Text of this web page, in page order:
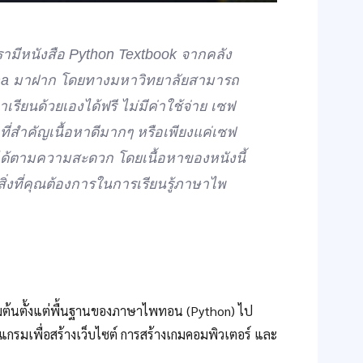
มีหนังสือ Python Textbook จากคลัง
มาฝาก โดยทางมหาวิทยาลัยสามารถ
รียนด้วยเองได้ฟรี ไม่มีค่าใช้จ่าย เซฟ
สำคัญเนื้อหาดีมากๆ หรือเพียงแค่เซฟ
ตามความสะดวก โดยเนื้อหาของหนังนี้
ที่คุณต้องการในการเรียนรู้ภาษาไพ
ต้นตั้งแต่พื้นฐานของภาษาไพทอน (Python) ไป
มเพื่อสร้างเว็บไซต์ การสร้างเกมคอมพิวเตอร์ และ